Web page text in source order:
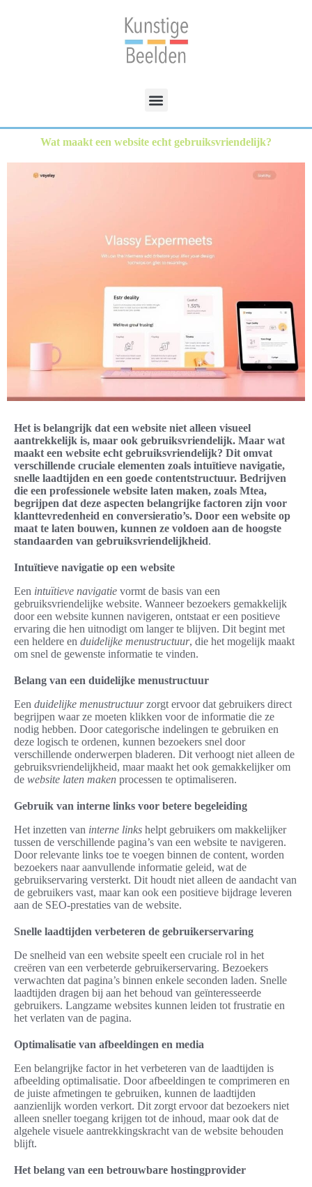
Wat maakt een website echt gebruiksvriendelijk?
Het is belangrijk dat een website niet alleen visueel
aantrekkelijk is, maar ook gebruiksvriendelijk. Maar wat
maakt een website echt gebruiksvriendelijk? Dit omvat
verschillende cruciale elementen zoals intuïtieve navigatie,
snelle laadtijden en een goede contentstructuur. Bedrijven
die een professionele website laten maken, zoals Mtea,
begrijpen dat deze aspecten belangrijke factoren zijn voor
klanttevredenheid en conversieratio’s. Door een website op
maat te laten bouwen, kunnen ze voldoen aan de hoogste
standaarden van gebruiksvriendelijkheid.
Intuïtieve navigatie op een website
Een intuïtieve navigatie vormt de basis van een
gebruiksvriendelijke website. Wanneer bezoekers gemakkelijk
door een website kunnen navigeren, ontstaat er een positieve
ervaring die hen uitnodigt om langer te blijven. Dit begint met
een heldere en duidelijke menustructuur, die het mogelijk maakt
om snel de gewenste informatie te vinden.
Belang van een duidelijke menustructuur
Een duidelijke menustructuurzorgt ervoor dat gebruikers direct
begrijpen waar ze moeten klikken voor de informatie die ze
nodig hebben. Door categorische indelingen te gebruiken en
deze logisch te ordenen, kunnen bezoekers snel door
verschillende onderwerpen bladeren. Dit verhoogt niet alleen de
gebruiksvriendelijkheid, maar maakt het ook gemakkelijker om
de website laten maken processen te optimaliseren.
Gebruik van interne links voor betere begeleiding
Het inzetten van interne links helpt gebruikers om makkelijker
tussen de verschillende pagina’s van een website te navigeren.
Door relevante links toe te voegen binnen de content, worden
bezoekers naar aanvullende informatie geleid, wat de
gebruikservaring versterkt. Dit houdt niet alleen de aandacht van
de gebruikers vast, maar kan ook een positieve bijdrage leveren
aan de SEO-prestaties van de website.
Snelle laadtijden verbeteren de gebruikerservaring
De snelheid van een website speelt een cruciale rol in het
creëren van een verbeterde gebruikerservaring. Bezoekers
verwachten dat pagina’s binnen enkele seconden laden. Snelle
laadtijden dragen bij aan het behoud van geïnteresseerde
gebruikers. Langzame websites kunnen leiden tot frustratie en
het verlaten van de pagina.
Optimalisatie van afbeeldingen en media
Een belangrijke factor in het verbeteren van de laadtijden is
afbeelding optimalisatie. Door afbeeldingen te comprimeren en
de juiste afmetingen te gebruiken, kunnen de laadtijden
aanzienlijk worden verkort. Dit zorgt ervoor dat bezoekers niet
alleen sneller toegang krijgen tot de inhoud, maar ook dat de
algehele visuele aantrekkingskracht van de website behouden
blijft.
Het belang van een betrouwbare hostingprovider